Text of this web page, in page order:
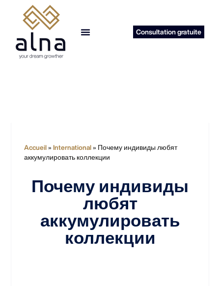
Consultation gratuite
Accueil» International» Почему индивиды любят
аккумулировать коллекции
Почему индивиды
любят
аккумулировать
коллекции